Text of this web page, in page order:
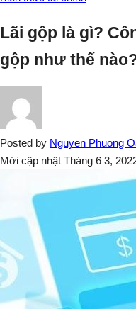
Lãi gộp là gì?
gộp như thế
Posted by Nguyen Phuong
Mới cập nhật Tháng 6 3,